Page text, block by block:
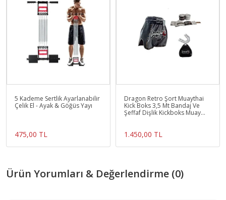
5 Kademe Sertlik Ayarlanabilir
Çelik El - Ayak & Göğüs Yayı
475,00 TL
Dragon Retro Şort Muaythai
Kick Boks 3,5 Mt Bandaj Ve
Şeffaf Dişlik Kickboks Muay
1.450,00 TL
Ürün Yorumları & Değerlendirme (0)